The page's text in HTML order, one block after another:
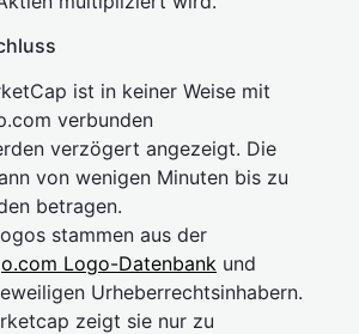
ist in keiner Weise mit
verbunden
verzögert angezeigt. Die
von wenigen Minuten bis zu
betragen.
stammen aus der
Logo-Datenbank und
Urheberrechtsinhabern.
zeigt sie nur zu